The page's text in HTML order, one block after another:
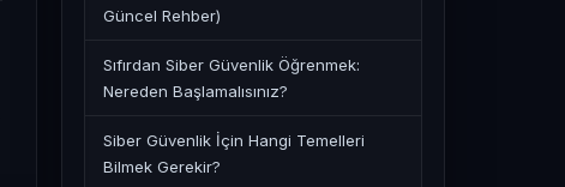
Güncel Rehber)
Sıfırdan Siber Güvenlik Öğrenmek:
Nereden Başlamalısınız?
Siber Güvenlik İçin Hangi Temelleri
Bilmek Gerekir?